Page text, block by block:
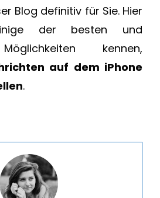
Blog definitiv für Sie. Hier
der besten und
kennen,
auf dem iPhone
.